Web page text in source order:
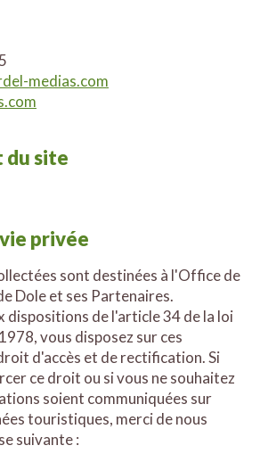
medias.com
du site
privée
sont destinées à l'Office de
Dole et ses Partenaires.
dispositions de l'article 34 de la loi
vous disposez sur ces
d'accès et de rectification. Si
ce droit ou si vous ne souhaitez
soient communiquées sur
touristiques, merci de nous
suivante :